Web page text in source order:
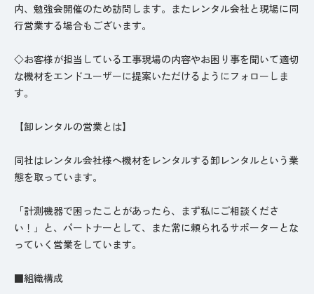
内、勉強会開催のため訪問します。またレンタル会社と現場に同
行営業する場合もございます。
◇お客様が担当している工事現場の内容やお困り事を聞いて適切
な機材をエンドユーザーに提案いただけるようにフォローしま
す。
【卸レンタルの営業とは】
同社はレンタル会社様へ機材をレンタルする卸レンタルという業
態を取っています。
「計測機器で困ったことがあったら、まず私にご相談くださ
い！」と、パートナーとして、また常に頼られるサポーターとな
っていく営業をしています。
■組織構成